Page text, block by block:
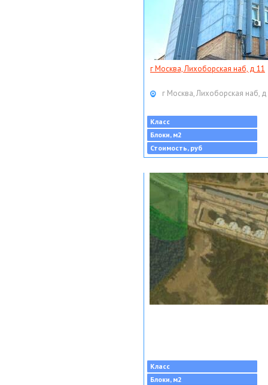
г Москва, Лихоборская наб, д 11
г Москва, Лихоборская наб,
Класс
Блоки, м2
Стоимость, руб
Класс
Блоки, м2